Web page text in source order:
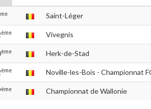
Saint-Léger
ème Vivegnis
ème
ème Noville-les-Bois - Championnat
ème Championnat de Wallonie